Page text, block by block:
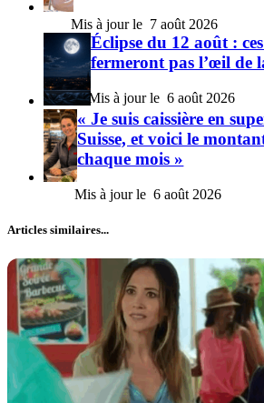
7 août 2026
Éclipse du 12 août :
fermeront pas l’œil de
6 août 2026
« Je suis caissière en
Suisse, et voici le
chaque mois »
6 août 2026
Articles similaires...